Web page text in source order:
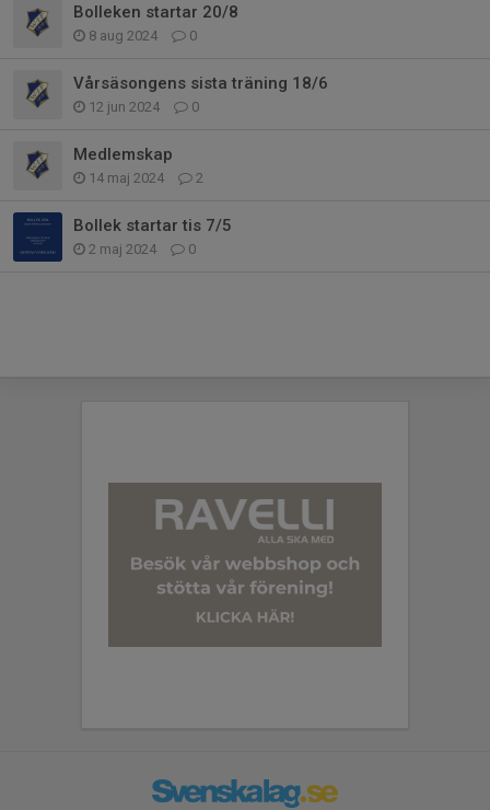
Bolleken startar 20/8
8 aug 2024 0
Vårsäsongens sista träning 18/6
12 jun 2024 0
Medlemskap
14 maj 2024 2
Bollek startar tis 7/5
2 maj 2024 0